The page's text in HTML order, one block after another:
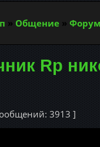
» Общение »
Rp
3913 ]